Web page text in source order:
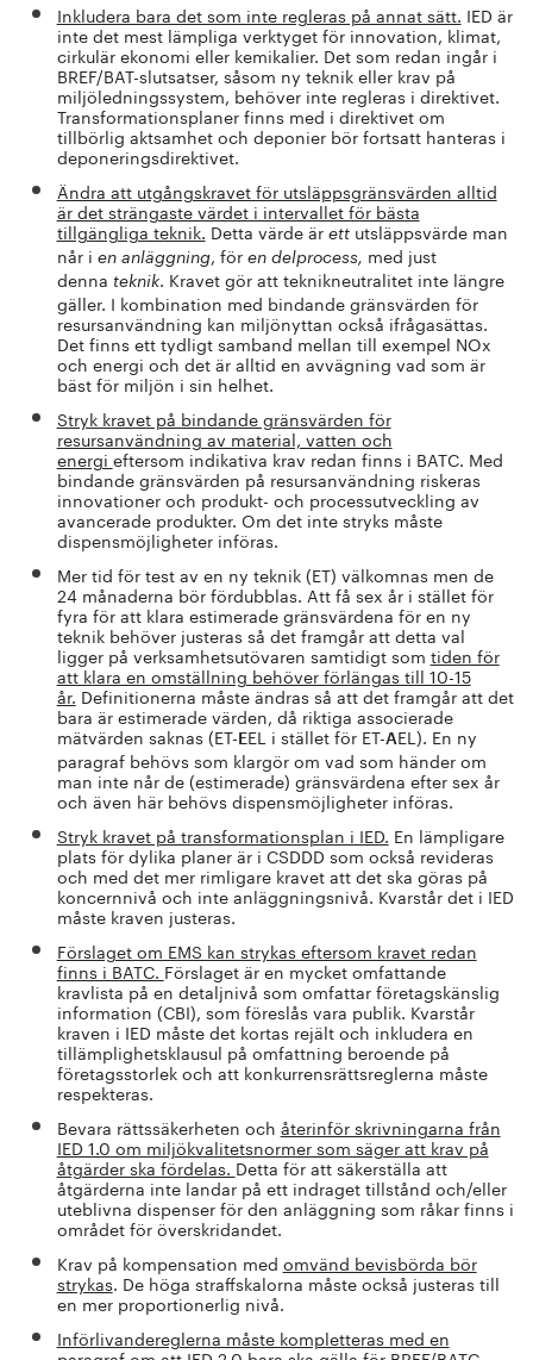
Inkludera bara det som inte regleras på annat sätt. IED är
inte det mest lämpliga verktyget för innovation, klimat,
cirkulär ekonomi eller kemikalier. Det som redan ingår i
BREF/BAT-slutsatser, såsom ny teknik eller krav på
miljöledningssystem, behöver inte regleras i direktivet.
Transformationsplaner finns med i direktivet om
tillbörlig aktsamhet och deponier bör fortsatt hanteras i
deponeringsdirektivet.
Ändra att utgångskravet för utsläppsgränsvärden alltid
är det strängaste värdet i intervallet för bästa
tillgängliga teknik. Detta värde är ett utsläppsvärde man
når i en anläggning, för en delprocess, med just
denna teknik. Kravet gör att teknikneutralitet inte längre
gäller. I kombination med bindande gränsvärden för
resursanvändning kan miljönyttan också ifrågasättas.
Det finns ett tydligt samband mellan till exempel NOx
och energi och det är alltid en avvägning vad som är
bäst för miljön i sin helhet.
Stryk kravet på bindande gränsvärden för
resursanvändning av material, vatten och
energi eftersom indikativa krav redan finns i BATC. Med
bindande gränsvärden på resursanvändning riskeras
innovationer och produkt- och processutveckling av
avancerade produkter. Om det inte stryks måste
dispensmöjligheter införas.
Mer tid för test av en ny teknik (ET) välkomnas men de
24 månaderna bör fördubblas. Att få sex år i stället för
fyra för att klara estimerade gränsvärdena för en ny
teknik behöver justeras så det framgår att detta val
ligger på verksamhetsutövaren samtidigt som tiden för
att klara en omställning behöver förlängas till 10-15
år. Definitionerna måste ändras så att det framgår att det
bara är estimerade värden, då riktiga associerade
mätvärden saknas (ET- EEL i stället för ET-AEL). En ny
paragraf behövs som klargör om vad som händer om
man inte når de (estimerade) gränsvärdena efter sex år
och även här behövs dispensmöjligheter införas.
Stryk kravet på transformationsplan i IED. En lämpligare
plats för dylika planer är i CSDDD som också revideras
och med det mer rimligare kravet att det ska göras på
koncernnivå och inte anläggningsnivå. Kvarstår det i IED
måste kraven justeras.
Förslaget om EMS kan strykas eftersom kravet redan
finns i BATC. Förslaget är en mycket omfattande
kravlista på en detaljnivå som omfattar företagskänslig
information (CBI), som föreslås vara publik. Kvarstår
kraven i IED måste det kortas rejält och inkludera en
tillämplighetsklausul på omfattning beroende på
företagsstorlek och att konkurrensrättsreglerna måste
respekteras.
Bevara rättssäkerheten och återinför skrivningarna från
IED 1.0 om miljökvalitetsnormer som säger att krav på
åtgärder ska fördelas. Detta för att säkerställa att
åtgärderna inte landar på ett indraget tillstånd och/eller
uteblivna dispenser för den anläggning som råkar finns i
området för överskridandet.
Krav på kompensation med omvänd bevisbörda bör
strykas. De höga straffskalorna måste också justeras till
en mer proportionerlig nivå.
Införlivandereglerna måste kompletteras med en